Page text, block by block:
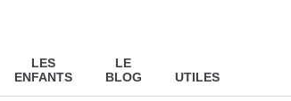
LES
ENFANTS
LE
BLOG
UTILES